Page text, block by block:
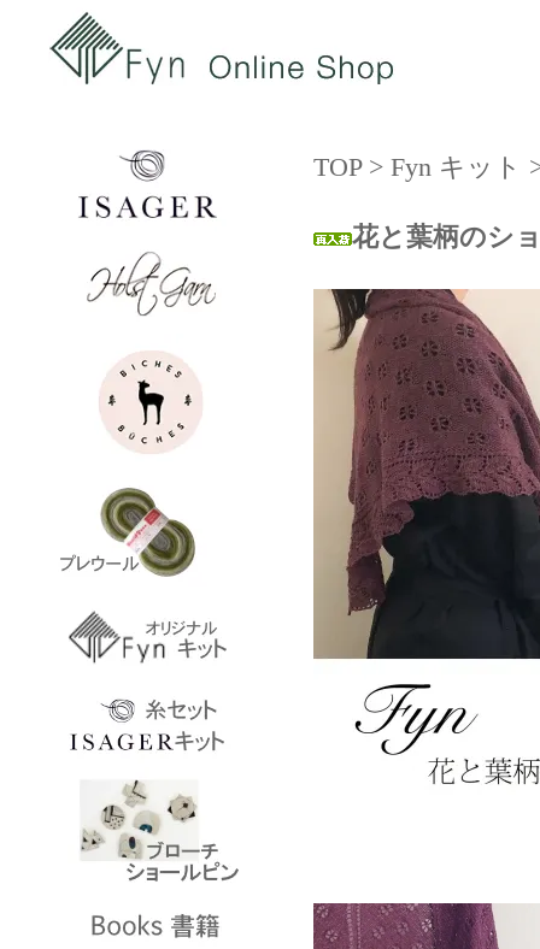
TOP> Fyn キット
花と葉柄のシ